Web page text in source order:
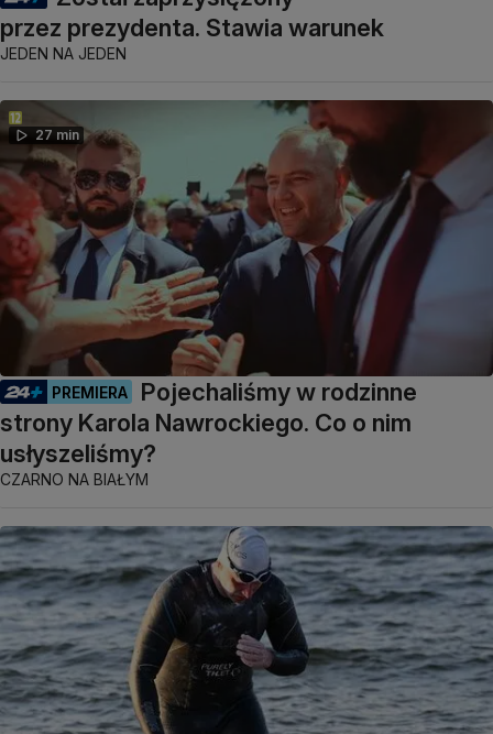
przez prezydenta. Stawia warunek
JEDEN NA JEDEN
27 min
PREMIERA
Pojechaliśmy w rodzinne
strony Karola Nawrockiego. Co o nim
usłyszeliśmy?
CZARNO NA BIAŁYM